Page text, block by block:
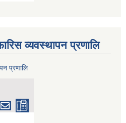
व्यवस्थापन प्रणालि
प्रणालि